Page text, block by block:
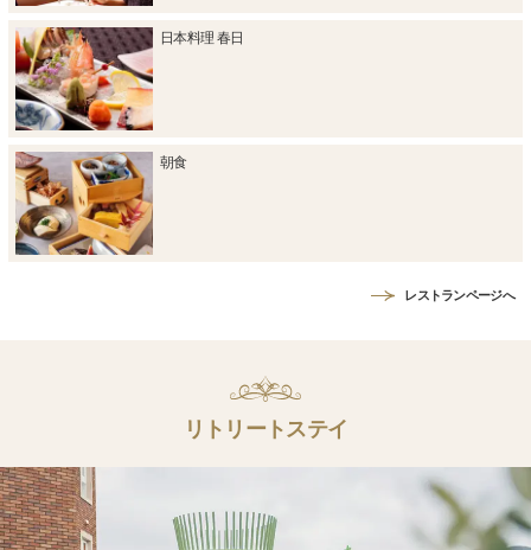
日本料理 春日
朝食
レストランページへ
リトリートステイ